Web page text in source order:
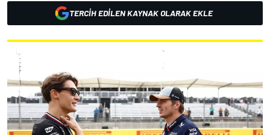
TERCIH EDILEN KAYNAK OLARAK EKLE